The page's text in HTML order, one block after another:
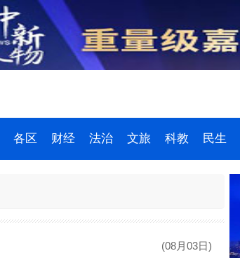
各区 财经 法治 文旅 科教 民生
(08月03日)